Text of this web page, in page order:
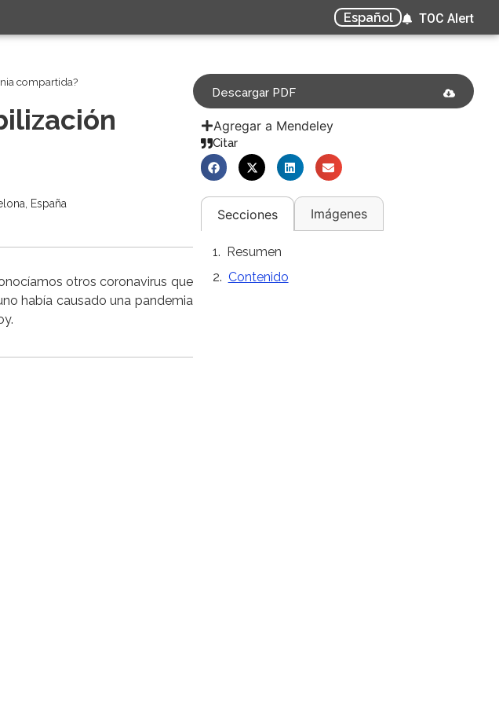
Español TOC Alert
compartida?
España
otros coronavirus que
había causado una pandemia
Descargar PDF
Agregar a Mendeley
Citar
Secciones Imágenes
Resumen
Contenido